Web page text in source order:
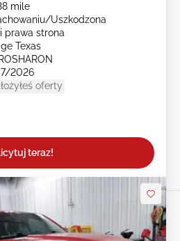
mile
Uszkodzona
prawa strona
Texas
2026
oferty
teraz!